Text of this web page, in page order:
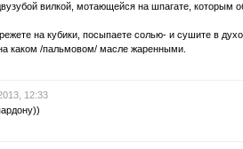
вилкой, мотающейся на шпагате, которым
на кубики, посыпаете солью- и сушите в
каком /пальмовом/ масле жаренными.
12:33